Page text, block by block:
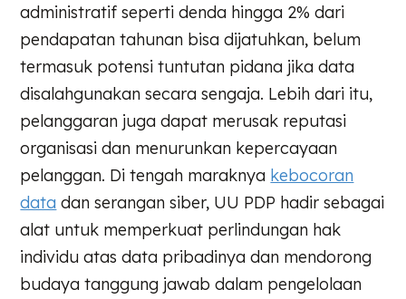
administratif seperti denda hingga 2% dari
pendapatan tahunan bisa dijatuhkan, belum
termasuk potensi tuntutan pidana jika data
disalahgunakan secara sengaja. Lebih dari itu,
pelanggaran juga dapat merusak reputasi
organisasi dan menurunkan kepercayaan
pelanggan. Di tengah maraknya kebocoran
data dan serangan siber, UU PDP hadir sebagai
alat untuk memperkuat perlindungan hak
individu atas data pribadinya dan mendorong
budaya tanggung jawab dalam pengelolaan